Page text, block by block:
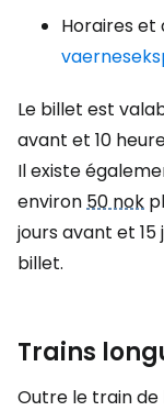
Horaires et
Le billet est
avant et 10
Il existe
environ50 nok
jours avant et
billet.
Trains
Outre le train de